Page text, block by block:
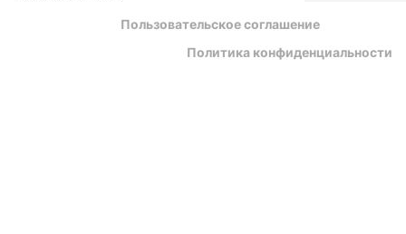
Пользовательское соглашение
Политика конфиденциальности